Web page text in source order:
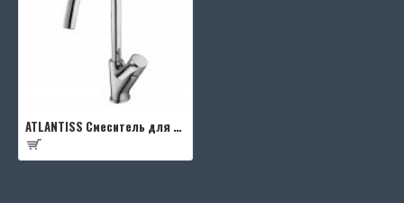
ATLANTISS Смеситель для кухни